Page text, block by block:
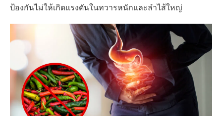
ป้องกันไม่ให้เกิดแรงดันในทวารหนักและลำไส้ใหญ่